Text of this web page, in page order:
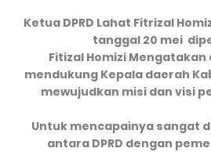
Ketua DPRD Lahat Fitrizal
tanggal 20 mei
Fitizal Homizi
mendukung Kepala daerah
mewujudkan misi dan visi
Untuk mencapainya sangat
antara DPRD dengan